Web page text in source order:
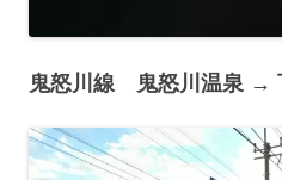
鬼怒川線 鬼怒川温泉 →